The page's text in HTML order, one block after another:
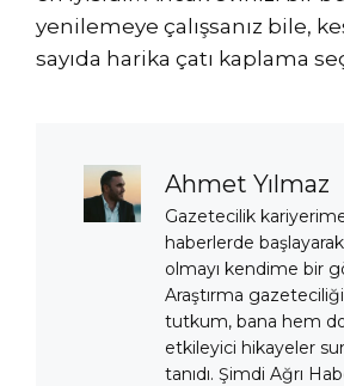
yenilemeye çalışsanız bile,
sayıda harika çatı kaplama
Ahmet Yılmaz
Gazetecilik
haberlerde
olmayı kendime bir
Araştırma
tutkum, bana hem
etkileyici hikayeler
tanıdı. Şimdi Ağrı